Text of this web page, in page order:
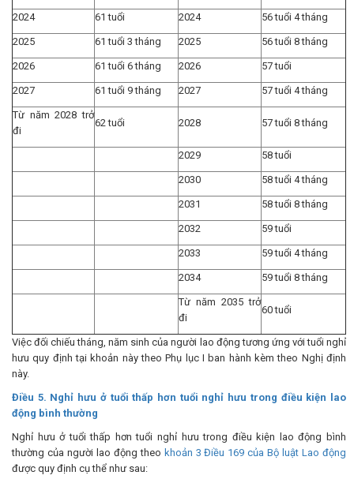
2024 61 tuổi 2024 56 tuổi 4 tháng
2025 61 tuổi 3 tháng 2025 56 tuổi 8 tháng
2026 61 tuổi 6 tháng 2026 57 tuổi
2027 61 tuổi 9 tháng 2027 57 tuổi 4 tháng
Từ năm 2028 trở
đi
62 tuổi 2028 57 tuổi 8 tháng
2029 58 tuổi
2030 58 tuổi 4 tháng
2031 58 tuổi 8 tháng
2032 59 tuổi
2033 59 tuổi 4 tháng
2034 59 tuổi 8 tháng
Từ năm 2035 trở
đi
60 tuổi
Việc đối chiếu tháng, năm sinh của người lao động tương ứng với tuổi nghỉ
hưu quy định tại khoản này theo Phụ lục I ban hành kèm theo Nghị định
này.
Điều 5. Nghỉ hưu ở tuổi thấp hơn tuổi nghỉ hưu trong điều kiện lao
động bình thường
Nghỉ hưu ở tuổi thấp hơn tuổi nghỉ hưu trong điều kiện lao động bình
thường của người lao động theo khoản 3 Điều 169 của Bộ luật Lao động
được quy định cụ thể như sau: